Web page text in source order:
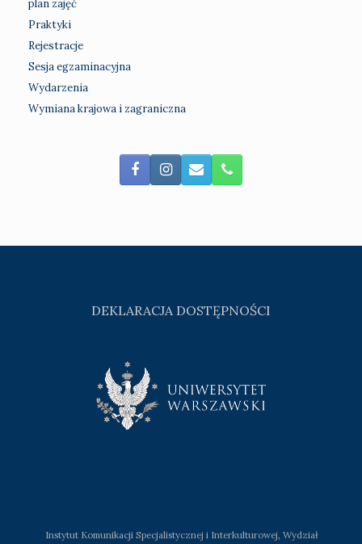
plan zajęć
Praktyki
Rejestracje
Sesja egzaminacyjna
Wydarzenia
Wymiana krajowa i zagraniczna
DEKLARACJA DOSTĘPNOŚCI
Instytut Komunikacji Specjalistycznej i Interkulturowej, Wydział